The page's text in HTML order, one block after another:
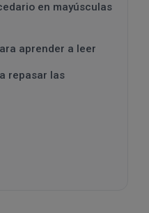
en mayúsculas
aprender a leer
repasar las